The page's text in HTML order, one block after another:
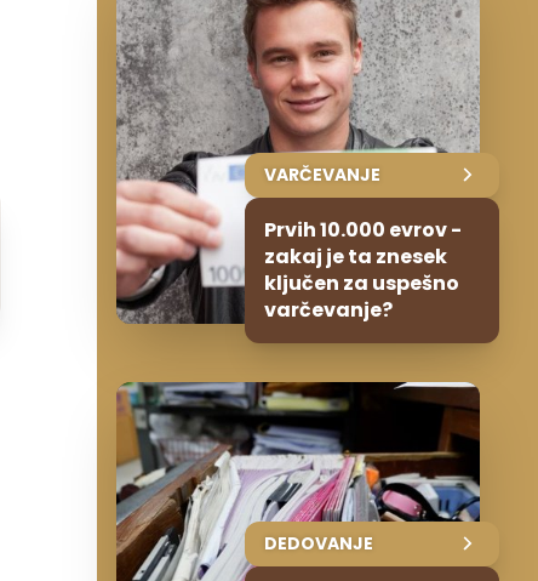
VARČEVANJE
Prvih 10.000 evrov -
zakaj je ta znesek
ključen za uspešno
varčevanje?
DEDOVANJE